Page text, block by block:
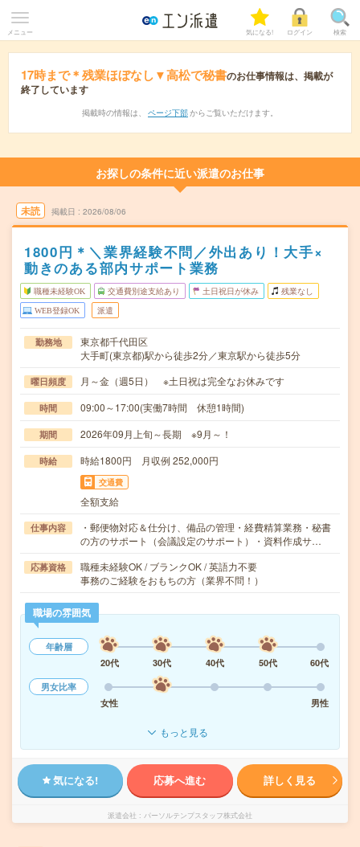
メニュー 気になる! ログイン 検索
17時まで＊残業ほぼなし▼高松で秘書のお仕事情報は、掲載が
終了しています
掲載時の情報は、 ページ下部 からご覧いただけます。
お探しの条件に近い派遣のお仕事
未読 掲載日 2026/08/06
1800円＊＼業界経験不問／外出あり！大手×
動きのある部内サポート業務
職種未経験OK 交通費別途支給あり 土日祝日が休み 残業なし
WEB登録OK 派遣
勤務地
東京都千代田区
大手町(東京都)駅から徒歩2分／東京駅から徒歩5分
曜日頻度 月～金（週5日） ※土日祝は完全なお休みです
時間 09:00～17:00(実働7時間 休憩1時間)
期間 2026年09月上旬～長期 ※9月～！
時給 時給1800円 月収例 252,000円
交通費
全額支給
仕事内容
・郵便物対応＆仕分け、備品の管理・経費精算業務・秘書
の方のサポート（会議設定のサポート）・資料作成サ…
応募資格
職種未経験OK / ブランクOK / 英語力不要
事務のご経験をおもちの方（業界不問！）
職場の雰囲気
年齢層
20代
30代 40代 50代
60代
男女比率
女性
男性
もっと見る
気になる! 応募へ進む 詳しく見る
派遣会社 パーソルテンプスタッフ株式会社